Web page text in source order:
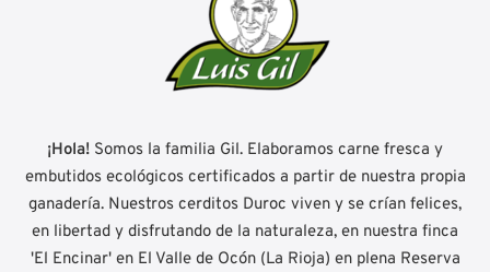
¡Hola! Somos la familia Gil. Elaboramos carne fresca y
embutidos ecológicos certificados a partir de nuestra propia
ganadería. Nuestros cerditos Duroc viven y se crían felices,
en libertad y disfrutando de la naturaleza, en nuestra finca
'El Encinar' en El Valle de Ocón (La Rioja) en plena Reserva